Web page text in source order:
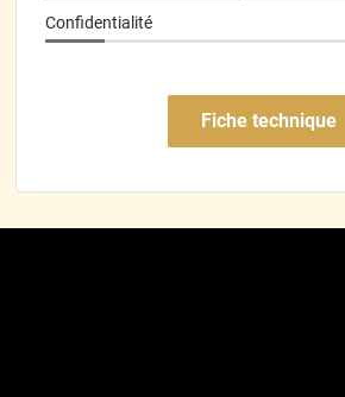
elever et mettre du bon côté la vitre latérale
Confidentialité
Fiche technique